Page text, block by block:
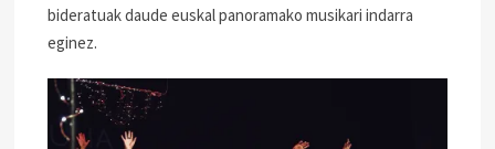
bideratuak daude euskal panoramako musikari indarra
eginez.